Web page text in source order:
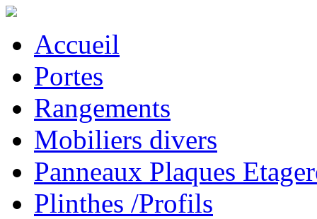
Accueil
Portes
Rangements
Mobiliers divers
Panneaux Plaques
Plinthes /Profils